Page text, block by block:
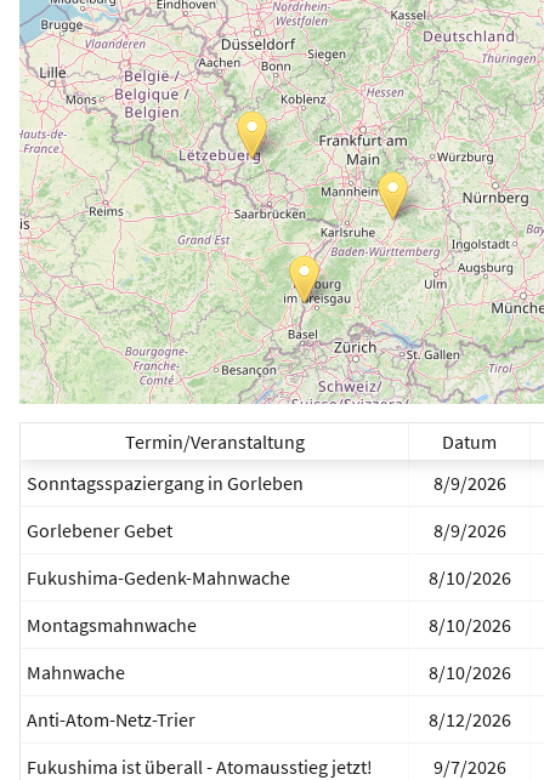
Termin/Veranstaltung
Datum
Sonntagsspaziergang in Gorleben
8/9/2026
Gorlebener Gebet
8/9/2026
Fukushima-Gedenk-Mahnwache
8/10/2026
Montagsmahnwache
8/10/2026
Mahnwache
8/10/2026
Anti-Atom-Netz-Trier
8/12/2026
Fukushima ist überall - Atomausstieg jetzt!
9/7/2026